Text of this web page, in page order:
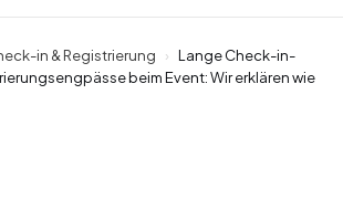
in & Registrierung › Lange Check-in-
beim Event: Wir erklären wie